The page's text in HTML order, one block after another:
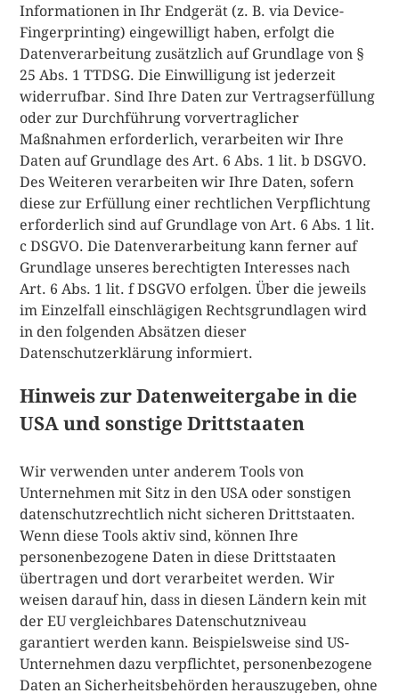
Informationen in Ihr Endgerät (z. B. via Device-
Fingerprinting) eingewilligt haben, erfolgt die
Datenverarbeitung zusätzlich auf Grundlage von §
25 Abs. 1 TTDSG. Die Einwilligung ist jederzeit
widerrufbar. Sind Ihre Daten zur Vertragserfüllung
oder zur Durchführung vorvertraglicher
Maßnahmen erforderlich, verarbeiten wir Ihre
Daten auf Grundlage des Art. 6 Abs. 1 lit. b DSGVO.
Des Weiteren verarbeiten wir Ihre Daten, sofern
diese zur Erfüllung einer rechtlichen Verpflichtung
erforderlich sind auf Grundlage von Art. 6 Abs. 1 lit.
c DSGVO. Die Datenverarbeitung kann ferner auf
Grundlage unseres berechtigten Interesses nach
Art. 6 Abs. 1 lit. f DSGVO erfolgen. Über die jeweils
im Einzelfall einschlägigen Rechtsgrundlagen wird
in den folgenden Absätzen dieser
Datenschutzerklärung informiert.
Hinweis zur Datenweitergabe in die
USA und sonstige Drittstaaten
Wir verwenden unter anderem Tools von
Unternehmen mit Sitz in den USA oder sonstigen
datenschutzrechtlich nicht sicheren Drittstaaten.
Wenn diese Tools aktiv sind, können Ihre
personenbezogene Daten in diese Drittstaaten
übertragen und dort verarbeitet werden. Wir
weisen darauf hin, dass in diesen Ländern kein mit
der EU vergleichbares Datenschutzniveau
garantiert werden kann. Beispielsweise sind US-
Unternehmen dazu verpflichtet, personenbezogene
Daten an Sicherheitsbehörden herauszugeben, ohne